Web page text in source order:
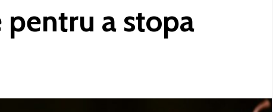
a stopa